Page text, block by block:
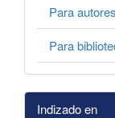
Para
Para
Indizado en